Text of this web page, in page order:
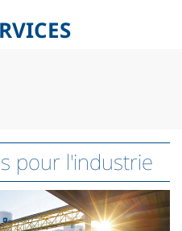
pour l'industrie